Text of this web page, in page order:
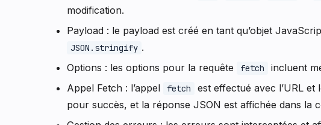
modification.
Payload : le payload est créé en tant qu’objet
JSON.stringify .
Options : les options pour la requête
fetch
incluent
Appel Fetch : l’appel
fetch
est effectué avec l’URL
pour succès, et la réponse JSON est affichée dans la